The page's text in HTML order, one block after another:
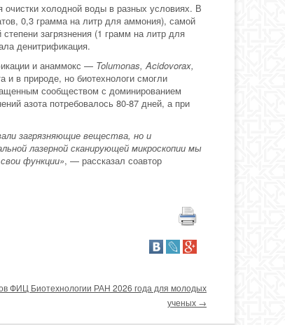
холодной воды в разных условиях. В
0,3 грамма на литр для аммония), самой
загрязнения (1 грамм на литр для
денитрификация.
и анаммокс — Tolumonas, Acidovorax,
и в природе, но биотехнологи смогли
сообществом с доминированием
азота потребовалось 80-87 дней, а при
загрязняющие вещества, но и
лазерной сканирующей микроскопии мы
функции», — рассказал соавтор
ФИЦ Биотехнологии РАН 2026 года для молодых
ученых →